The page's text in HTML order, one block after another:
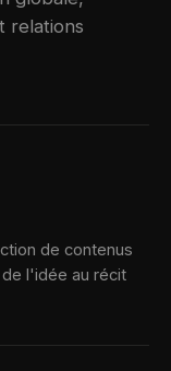
relations
de contenus
l'idée au récit